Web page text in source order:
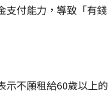
支付能力，導致「有錢
示不願租給60歲以上的